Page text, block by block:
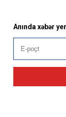
Anında xəbər